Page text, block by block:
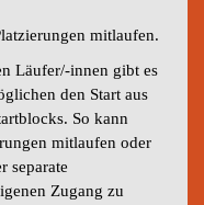
mitlaufen.
Läufer/-innen gibt es
den Start aus
So kann
mitlaufen oder
separate
Zugang zu